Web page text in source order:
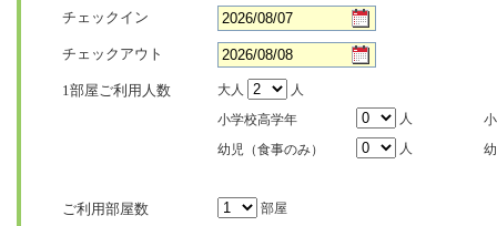
チェックイン
チェックアウト
1部屋ご利用人数 大人
人
小学校高学年
人
幼児（食事のみ）
人
ご利用部屋数 部屋